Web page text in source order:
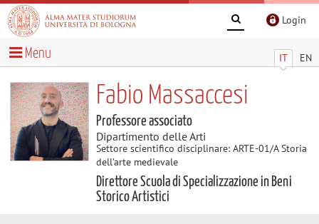
Login
IT EN
Menu
Fabio Massaccesi
Professore associato
Dipartimento delle Arti
Settore scientifico disciplinare: ARTE-01/A Storia
dell’arte medievale
Direttore Scuola di Specializzazione in Beni
Storico Artistici